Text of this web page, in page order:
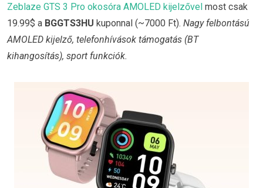
Zeblaze GTS 3 Pro okosóra AMOLED kijelzővel most csak
19.99$ a BGGTS3HU kuponnal (~7000 Ft). Nagy felbontású
AMOLED kijelző, telefonhívások támogatás (BT
kihangosítás), sport funkciók.